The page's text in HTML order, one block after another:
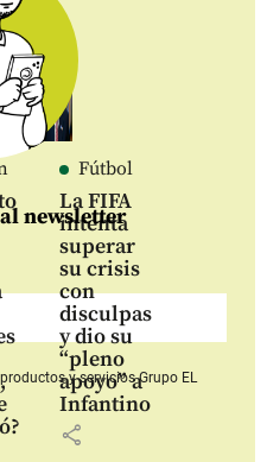
Fútbol
La FIFA
intenta
superar
su crisis
con
disculpas
y dio su
“pleno
apoyo” a
Infantino
share
newsletter
y serviciosGrupo EL